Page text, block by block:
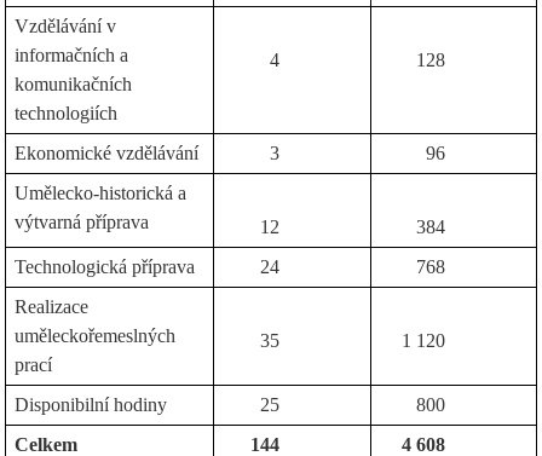
Vzdělávání v
informačních a
komunikačních
technologiích
4 128
Ekonomické vzdělávání 3
96
Umělecko-historická a
výtvarná příprava
12
384
Technologická příprava
24
768
Realizace
uměleckořemeslných
prací
35 1 120
Disponibilní hodiny 25
800
Celkem
144 4 608